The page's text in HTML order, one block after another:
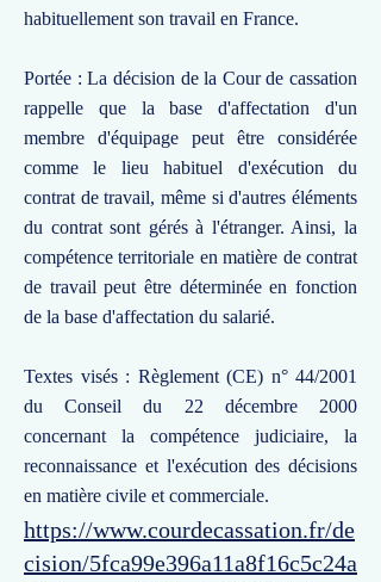
habituellement son travail en France.
Portée : La décision de la Cour de cassation
rappelle que la base d'affectation d'un
membre d'équipage peut être considérée
comme le lieu habituel d'exécution du
contrat de travail, même si d'autres éléments
du contrat sont gérés à l'étranger. Ainsi, la
compétence territoriale en matière de contrat
de travail peut être déterminée en fonction
de la base d'affectation du salarié.
Textes visés : Règlement (CE) n° 44/2001
du Conseil du 22 décembre 2000
concernant la compétence judiciaire, la
reconnaissance et l'exécution des décisions
en matière civile et commerciale.
https://www.courdecassation.fr/de
cision/5fca99e396a11a8f16c5c24a